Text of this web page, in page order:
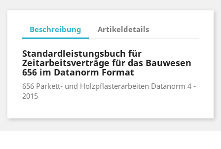
Beschreibung Artikeldetails
Standardleistungsbuch für
Zeitarbeitsverträge für das Bauwesen
656 im Datanorm Format
656 Parkett- und Holzpflasterarbeiten Datanorm 4 -
2015